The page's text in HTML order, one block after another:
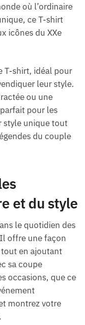
où l’ordinaire
ce T-shirt
icônes du XXe
T-shirt, idéal pour
leur style.
ou une
pour les
style unique tout
du couple
et du style
le quotidien des
offre une façon
tout en ajoutant
sa coupe
occasions, que ce
montrez votre